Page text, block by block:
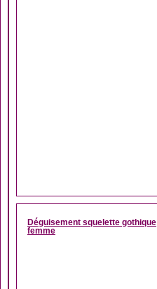
Déguisement squelette gothique
femme